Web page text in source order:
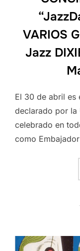
VARIOS
Jazz
El 30 de abril es
declarado por la
celebrado en
como